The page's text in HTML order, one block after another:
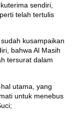
sendiri,
telah tertulis
kusampaikan
bahwa Al Masih
tersurat dalam
utama, yang
untuk menebus